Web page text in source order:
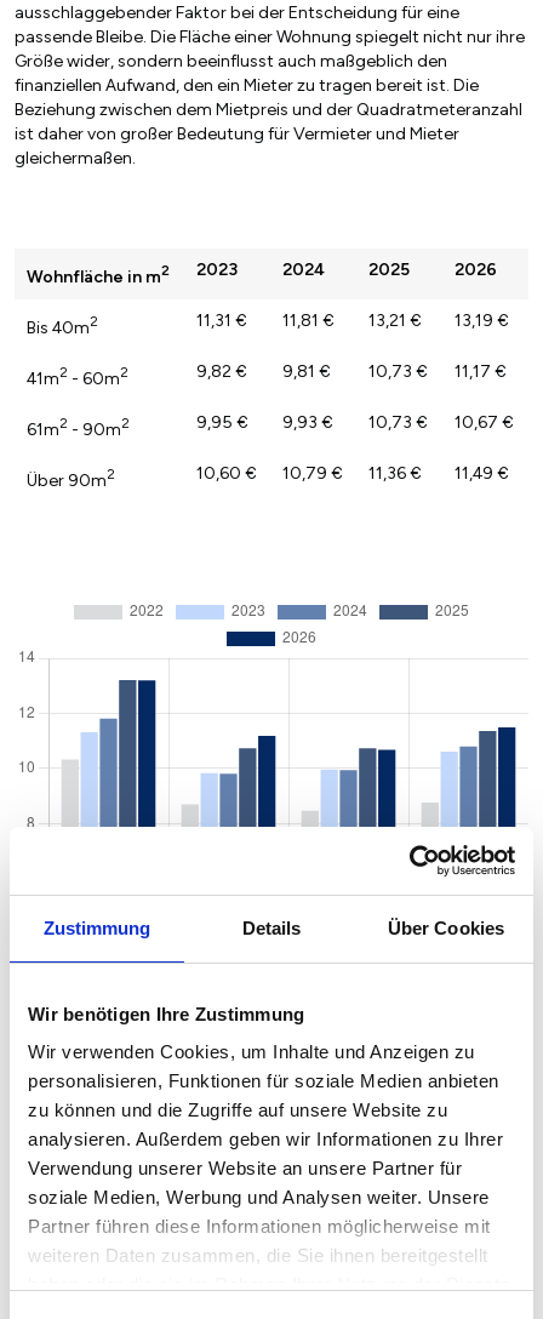
Zustimmung Details Über Cookies
Wir benötigen Ihre Zustimmung
Wir verwenden Cookies, um Inhalte und Anzeigen zu
personalisieren, Funktionen für soziale Medien anbieten
zu können und die Zugriffe auf unsere Website zu
analysieren. Außerdem geben wir Informationen zu Ihrer
Verwendung unserer Website an unsere Partner für
soziale Medien, Werbung und Analysen weiter. Unsere
Partner führen diese Informationen möglicherweise mit
weiteren Daten zusammen, die Sie ihnen bereitgestellt
ausschlaggebender Faktor bei der Entscheidung für eine
passende Bleibe. Die Fläche einer Wohnung spiegelt nicht nur ihre
Größe wider, sondern beeinflusst auch maßgeblich den
finanziellen Aufwand, den ein Mieter zu tragen bereit ist. Die
Beziehung zwischen dem Mietpreis und der Quadratmeteranzahl
ist daher von großer Bedeutung für Vermieter und Mieter
gleichermaßen.
Wohnfläche in m2 2023 2024 2025 2026
Bis 40m2 11,31 € 11,81 € 13,21 € 13,19 €
41m2 - 60m2 9,82 € 9,81 € 10,73 € 11,17 €
61m2 - 90m2 9,95 € 9,93 € 10,73 € 10,67 €
Über 90m2 10,60 € 10,79 € 11,36 € 11,49 €
Mietspiegel nach Baujahr pro qm 2026 in
Korschenbroich
Der Mietpreis einer Wohnung in Korschenbroich hängt von einer
ist das Baujahr der Immobilie. Das Alter eines Gebäudes kann